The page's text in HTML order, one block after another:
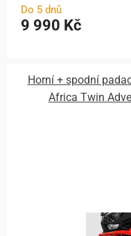
Do 5 dnů
9 990 Kč
Horní + spodní
Africa Twin